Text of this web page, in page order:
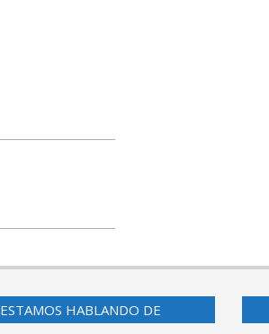
ESTAMOS HABLANDO DE